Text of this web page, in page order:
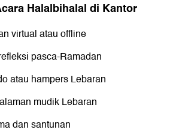
Halalbihalal di Kantor
virtual atau offline
pasca-Ramadan
atau hampers Lebaran
mudik Lebaran
dan santunan